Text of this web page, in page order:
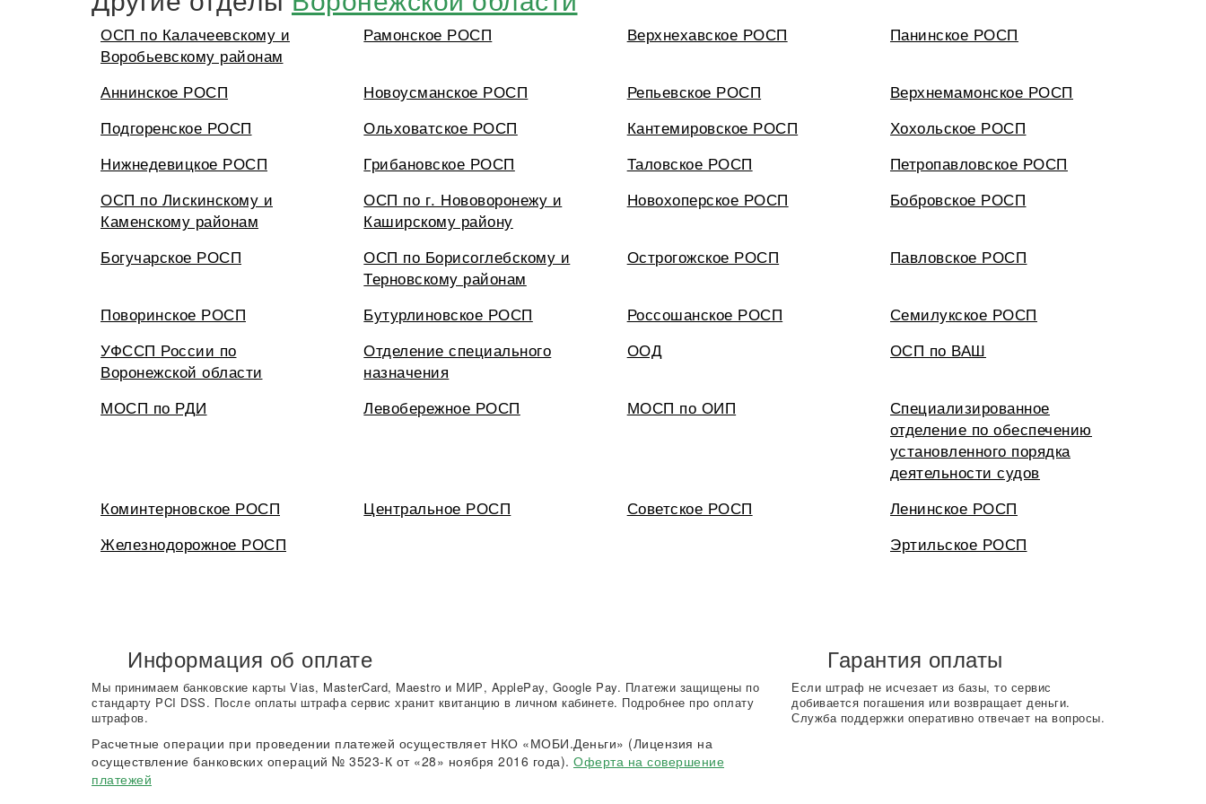
ОСП по Калачеевскому и
Воробьевскому районам
Рамонское РОСП Верхнехавское РОСП Панинское РОСП
Аннинское РОСП Новоусманское РОСП Репьевское РОСП
Верхнемамонское РОСП
Подгоренское РОСП
Ольховатское РОСП Кантемировское РОСП
Хохольское РОСП
Нижнедевицкое РОСП
Грибановское РОСП Таловское РОСП
Петропавловское РОСП
ОСП по Лискинскому и
Каменскому районам
ОСП по г. Нововоронежу и
Каширскому району
Новохоперское РОСП Бобровское РОСП
Богучарское РОСП
ОСП по Борисоглебскому и
Терновскому районам
Острогожское РОСП Павловское РОСП
Поворинское РОСП Бутурлиновское РОСП Россошанское РОСП
Семилукское РОСП
УФССП России по
Воронежской области
Отделение специального
назначения
ООД ОСП по ВАШ
МОСП по РДИ Левобережное РОСП МОСП по ОИП
Специализированное
отделение по обеспечению
установленного порядка
деятельности судов
Коминтерновское РОСП
Центральное РОСП Советское РОСП
Ленинское РОСП
Железнодорожное РОСП
Эртильское РОСП
Информация об оплате
Мы принимаем банковские карты Vias, MasterCard, Maestro и МИР, ApplePay, Google Pay. Платежи защищены по
стандарту PCI DSS. После оплаты штрафа сервис хранит квитанцию в личном кабинете. Подробнее про оплату
штрафов.
Расчетные операции при проведении платежей осуществляет НКО «МОБИ.Деньги» (Лицензия на
осуществление банковских операций № 3523-К от «28» ноября 2016 года). Оферта на совершение
платежей
Гарантия оплаты
Если штраф не исчезает из базы, то сервис
добивается погашения или возвращает деньги.
Служба поддержки оперативно отвечает на вопросы.